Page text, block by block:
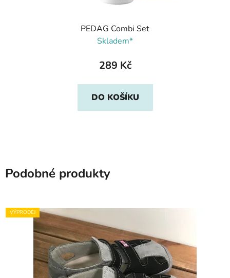
PEDAG Combi Set
Skladem*
289 Kč
DO KOŠÍKU
Podobné produkty
VÝPRODEJ